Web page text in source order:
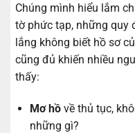
Chúng mình hiểu lắm
tờ phức tạp, những quy
lắng không biết hồ sơ
cũng đủ khiến nhiều
thấy:
Mơ hồvề thủ tục,
những gì?